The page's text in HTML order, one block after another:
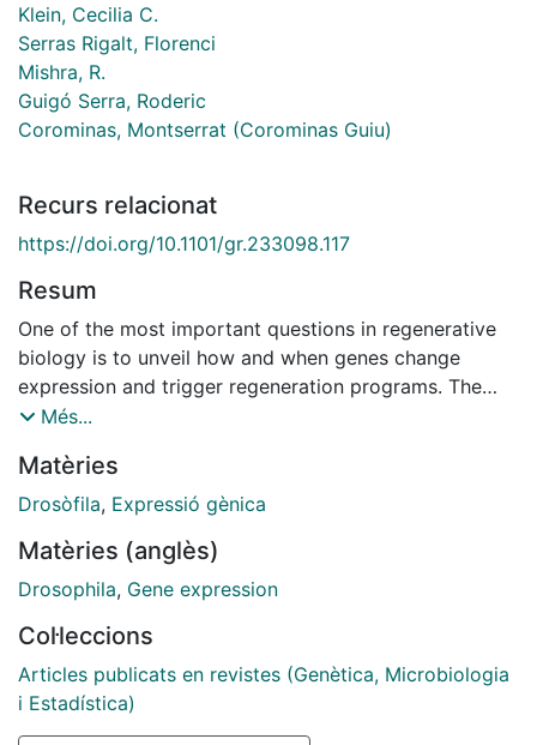
Klein, Cecilia C.
Serras Rigalt, Florenci
Mishra, R.
Guigó Serra, Roderic
Corominas, Montserrat (Corominas Guiu)
Recurs relacionat
https://doi.org/10.1101/gr.233098.117
Resum
One of the most important questions in regenerative
biology is to unveil how and when genes change
expression and trigger regeneration programs. The
resetting of gene expression patterns during response
genomic regions that control the activity of multiple
sequence-specific DNA binding proteins. Using
function, we here identify the elements that regulate
tissue recovery in Drosophila imaginal discs, which
induced cell death. Our findings indicate there is global
coregulation of gene expression as well as a
regeneration program driven by different types of
regulatory elements. Novel enhancers acting
Més...
Matèries
Drosòfila, Expressió gènica
Matèries (anglès)
Drosophila, Gene expression
Col·leccions
Articles publicats en revistes (Genètica, Microbiologia
i Estadística)